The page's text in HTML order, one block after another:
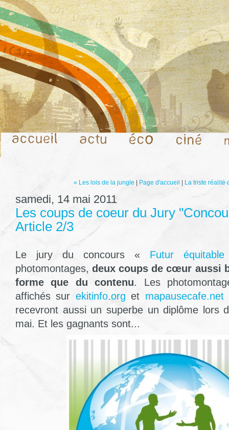
« Les lois de la jungle Page d'accueil La triste réalité
samedi, 14 mai 2011
Les coups de coeur du Jury
Article 2/3
Le jury du concours « Futur équitable
photomontages,deux coups de cœur aussi
forme que du contenu. Les
affichés sur ekitinfo.org et mapausecafe.net
recevront aussi un superbe un diplôme lors
mai. Et les gagnants sont...